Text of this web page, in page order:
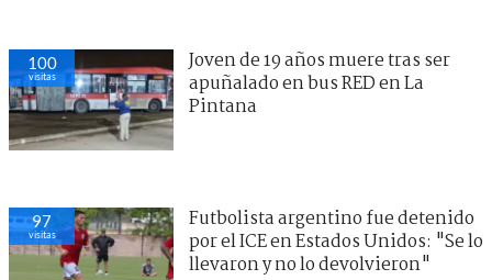
100
visitas
Joven de 19 años muere tras ser
apuñalado en bus RED en La
Pintana
97
visitas
Futbolista argentino fue detenido
por el ICE en Estados Unidos: "Se lo
llevaron y no lo devolvieron"